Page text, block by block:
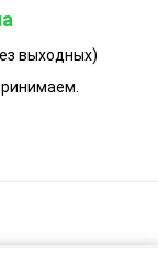
выходных)